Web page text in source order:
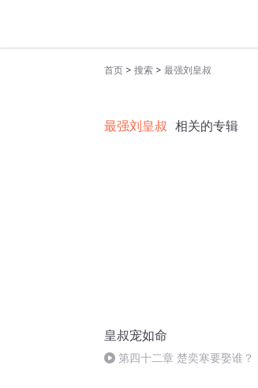
首页 > 搜索 > 最强刘皇叔
最强刘皇叔 相关的专辑
皇叔宠如命
第四十二章 楚奕寒要娶谁？